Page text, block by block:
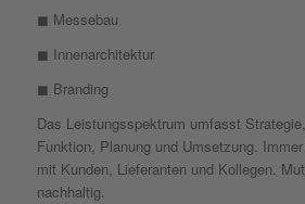
◼ Messebau
◼ Innenarchitektur
◼ Branding
Das Leistungsspektrum umfasst
Funktion, Planung und Umsetzung.
mit Kunden, Lieferanten und Kollegen.
nachhaltig.